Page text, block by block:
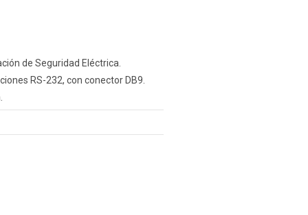
de Seguridad Eléctrica.
RS-232, con conector DB9.